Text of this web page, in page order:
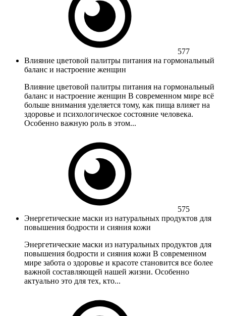
577
Влияние цветовой палитры питания на гормональный
баланс и настроение женщин
Влияние цветовой палитры питания на гормональный
баланс и настроение женщин В современном мире всё
больше внимания уделяется тому, как пища влияет на
здоровье и психологическое состояние человека.
Особенно важную роль в этом...
575
Энергетические маски из натуральных продуктов для
повышения бодрости и сияния кожи
Энергетические маски из натуральных продуктов для
повышения бодрости и сияния кожи В современном
мире забота о здоровье и красоте становится все более
важной составляющей нашей жизни. Особенно
актуально это для тех, кто...